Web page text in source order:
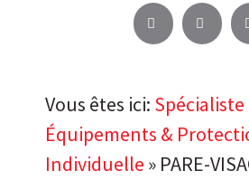
Vous êtes ici: Spécialiste
Équipements &
Individuelle » PARE-